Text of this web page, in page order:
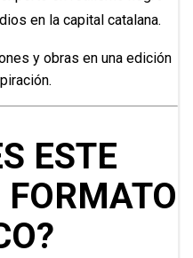
en la capital catalana.
y obras en una edición
ESTE